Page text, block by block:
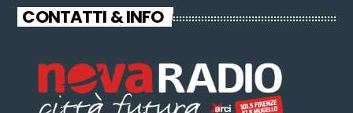
CONTATTI & INFO